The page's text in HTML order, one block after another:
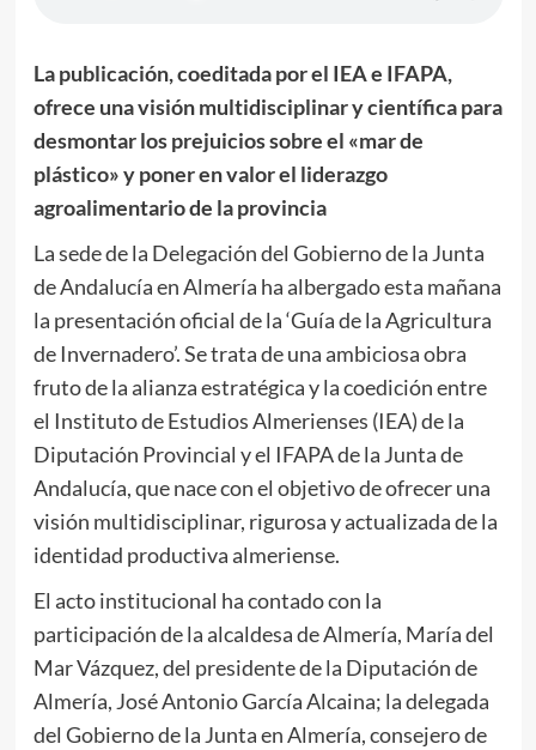
La publicación, coeditada por el IEA e IFAPA,
ofrece una visión multidisciplinar y científica para
desmontar los prejuicios sobre el «mar de
plástico» y poner en valor el liderazgo
agroalimentario de la provincia
La sede de la Delegación del Gobierno de la Junta
de Andalucía en Almería ha albergado esta mañana
la presentación oficial de la ‘Guía de la Agricultura
de Invernadero’. Se trata de una ambiciosa obra
fruto de la alianza estratégica y la coedición entre
el Instituto de Estudios Almerienses (IEA) de la
Diputación Provincial y el IFAPA de la Junta de
Andalucía, que nace con el objetivo de ofrecer una
visión multidisciplinar, rigurosa y actualizada de la
identidad productiva almeriense.
El acto institucional ha contado con la
participación de la alcaldesa de Almería, María del
Mar Vázquez, del presidente de la Diputación de
Almería, José Antonio García Alcaina; la delegada
del Gobierno de la Junta en Almería, consejero de